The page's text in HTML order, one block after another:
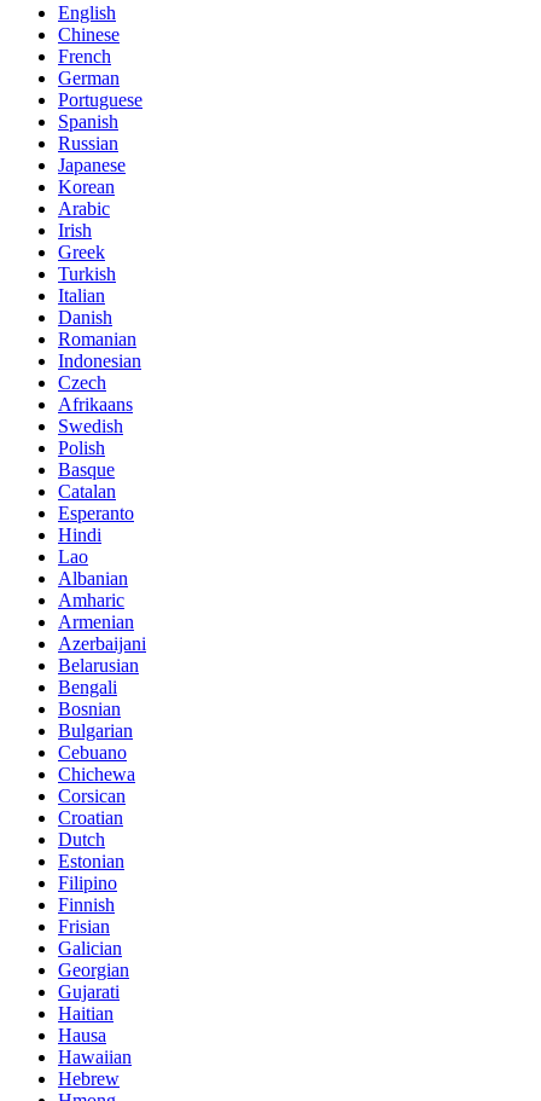
English
Chinese
French
German
Portuguese
Spanish
Russian
Japanese
Korean
Arabic
Irish
Greek
Turkish
Italian
Danish
Romanian
Indonesian
Czech
Afrikaans
Swedish
Polish
Basque
Catalan
Esperanto
Hindi
Lao
Albanian
Amharic
Armenian
Azerbaijani
Belarusian
Bengali
Bosnian
Bulgarian
Cebuano
Chichewa
Corsican
Croatian
Dutch
Estonian
Filipino
Finnish
Frisian
Galician
Georgian
Gujarati
Haitian
Hausa
Hawaiian
Hebrew